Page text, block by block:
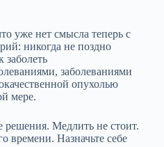
уже нет смысла теперь с
никогда не поздно
заболеть
заболеваниями
опухолью
мере.
Медлить не стоит.
времени. Назначьте себе